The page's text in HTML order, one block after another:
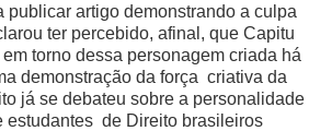
artigo demonstrando a culpa
ter percebido, afinal, que Capitu
torno dessa personagem criada há
demonstração da força criativa da
já se debateu sobre a personalidade
estudantes de Direito brasileiros